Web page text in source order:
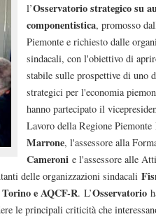
l’Osservatorio strategico su
componentistica, promosso
Piemonte e richiesto dalle
sindacali, con l'obiettivo di
stabile sulle prospettive di uno
strategici per l'economia
hanno partecipato il
Lavoro della Regione Piemonte
Marrone, l'assessore alla
Cameroni e l'assessore alle
delle organizzazioni sindacali
e AQCF-R. L’Osservatorio
le principali criticità che